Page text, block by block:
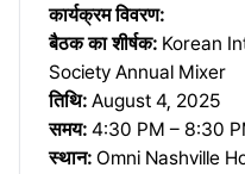
कार्यक्रम विवरण:
बैठक का शीर्षक: Korean
Society Annual Mixer
तिथि: August 4, 2025
समय: 4:30 PM – 8:30
स्थान: Omni Nashville